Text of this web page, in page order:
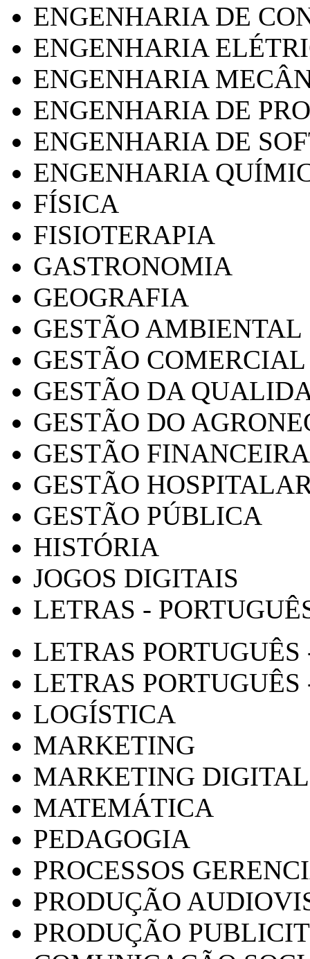
ENGENHARIA DE
ENGENHARIA
ENGENHARIA
ENGENHARIA DE
ENGENHARIA DE
ENGENHARIA
FÍSICA
FISIOTERAPIA
GASTRONOMIA
GEOGRAFIA
GESTÃO AMBIENTAL
GESTÃO COMERCIAL
GESTÃO DA
GESTÃO DO
GESTÃO FINANCEIRA
GESTÃO
GESTÃO PÚBLICA
HISTÓRIA
JOGOS DIGITAIS
LETRAS -
LETRAS
LETRAS PORTUGUÊS
LOGÍSTICA
MARKETING
MARKETING DIGITAL
MATEMÁTICA
PEDAGOGIA
PROCESSOS
PRODUÇÃO
PRODUÇÃO